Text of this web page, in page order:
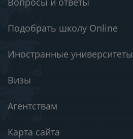
Подобрать школу Online
Иностранные университеты
Визы
Агентствам
Карта сайта